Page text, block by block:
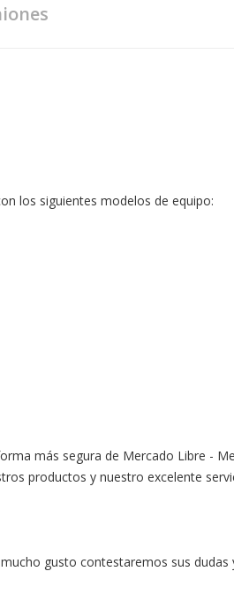
los siguientes modelos de equipo:
más segura de Mercado Libre -
productos y nuestro excelente
gusto contestaremos sus dudas